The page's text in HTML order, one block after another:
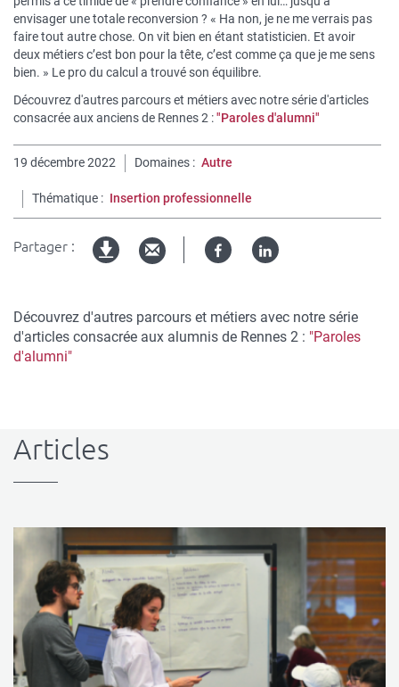
envisager une totale reconversion ? « Ha non, je ne me verrais pas
faire tout autre chose. On vit bien en étant statisticien. Et avoir
deux métiers c’est bon pour la tête, c’est comme ça que je me sens
bien. » Le pro du calcul a trouvé son équilibre.
Découvrez d'autres parcours et métiers avec notre série d'articles
consacrée auxanciens de Rennes 2 :"Paroles d'alumni"
19 décembre 2022 Domaines Autre
Thématique Insertion professionnelle
Partager : FacebookLinked
Découvrez d'autres parcours et métiers avec notre série
d'articles consacrée aux alumnis de Rennes 2 : "Paroles
d'alumni"
Articles